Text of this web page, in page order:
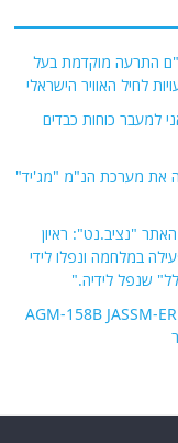
התרעה מוקדמת בעל
לחיל האוויר הישראלי
גשרים על הליטאני למעבר כוחות כבדים
את מערכת הנ"מ "מג'יד"
האתר "נציב.נט": ראיון
במלחמה ונפלו לידי
שנפל לידיה."
איראן איתרה שרידי טיל שיוט חמקן אמריקאי מדגם AGM-158B JASSM-ER